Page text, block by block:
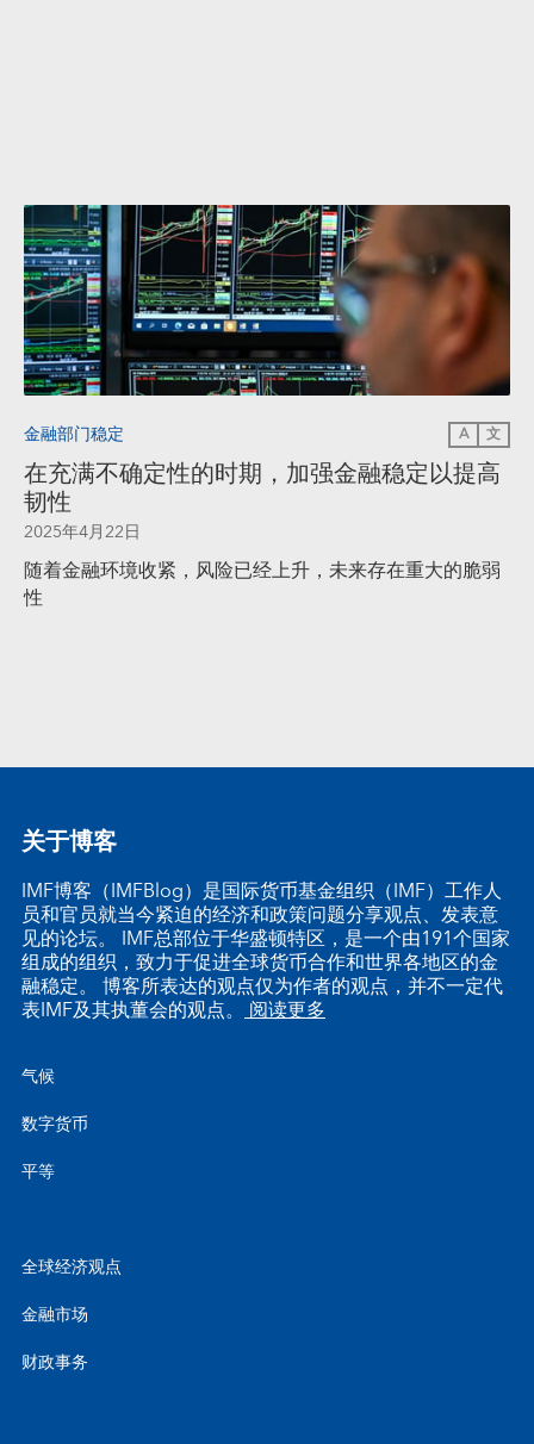
金融部门稳定 A 文
在充满不确定性的时期，加强金融稳定以提高
韧性
2025年4月22日
随着金融环境收紧，风险已经上升，未来存在重大的脆弱
性
关于博客
IMF博客（IMFBlog）是国际货币基金组织（IMF）工作人
员和官员就当今紧迫的经济和政策问题分享观点、发表意
见的论坛。 IMF总部位于华盛顿特区，是一个由191个国家
组成的组织，致力于促进全球货币合作和世界各地区的金
融稳定。 博客所表达的观点仅为作者的观点，并不一定代
表IMF及其执董会的观点。 阅读更多
气候
数字货币
平等
全球经济观点
金融市场
财政事务